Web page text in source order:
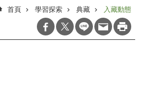
首頁 學習探索 典藏 入藏動態